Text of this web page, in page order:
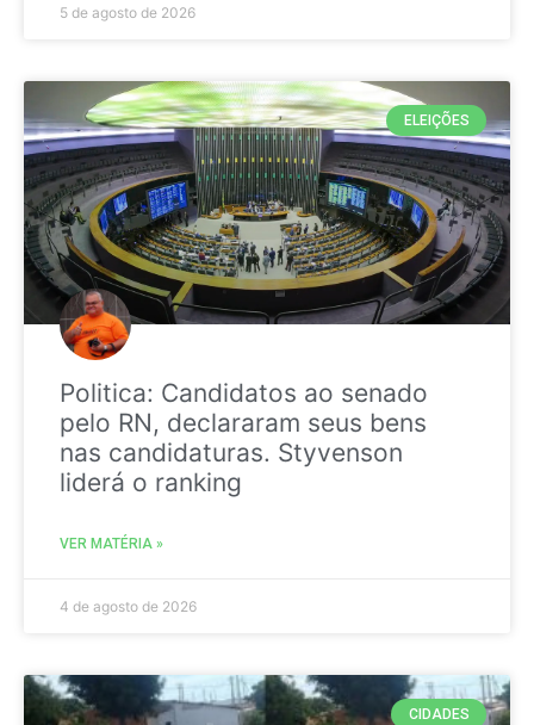
5 de agosto de 2026
ELEIÇÕES
Politica: Candidatos ao senado
pelo RN, declararam seus bens
nas candidaturas. Styvenson
liderá o ranking
VER MATÉRIA »
4 de agosto de 2026
CIDADES